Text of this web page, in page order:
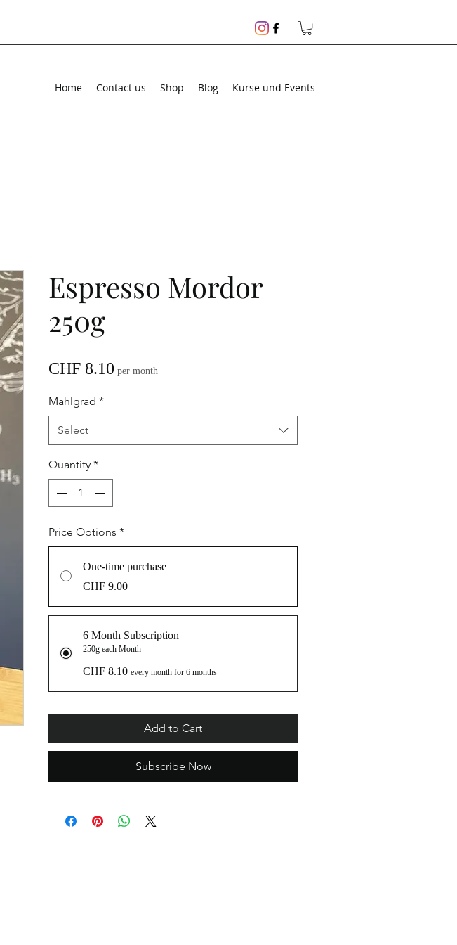
Home Contact us Shop Blog Kurse und Events
Espresso Mordor
250g
CHF 8.10Price
per month
Mahlgrad *
Select
Quantity *
Price Options *
One-time purchase
CHF 9.00
6 Month Subscription
250g each Month
CHF 8.10 every month for 6 months
Add to Cart
Subscribe Now